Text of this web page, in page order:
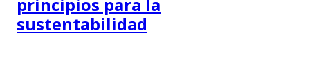
sustentabilidad